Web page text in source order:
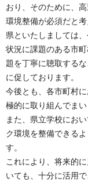
おり、そのために、
環境整備が必須だと考
県といたしましては
状況に課題のある市
題を丁寧に聴取する
に促しております。
今後とも、各市町村
極的に取り組んでまい
また、県立学校にお
ク環境を整備できる
す。
これにより、将来的
いても、十分に活用